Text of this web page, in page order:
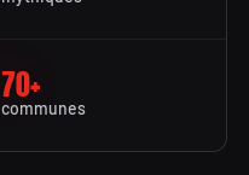
70+
communes